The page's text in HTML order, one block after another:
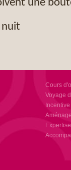
une
nuit
Cours
Voyage